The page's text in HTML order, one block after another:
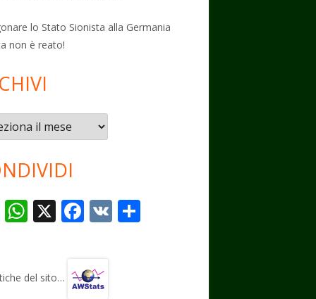
lo Stato Sionista alla Germania
non è reato!
T
gr
W
s
X F
b
V
del sito…